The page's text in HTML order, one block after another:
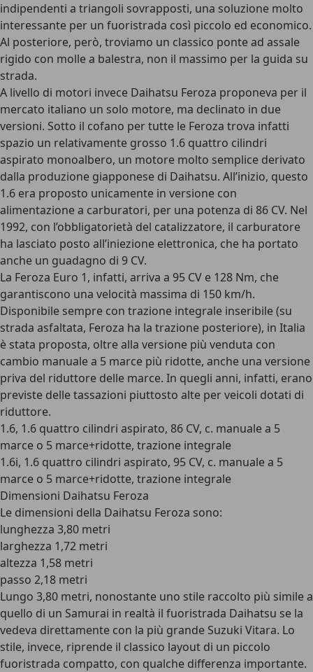
indipendenti a triangoli sovrapposti, una soluzione molto
interessante per un fuoristrada così piccolo ed economico.
Al posteriore, però, troviamo un classico ponte ad assale
rigido con molle a balestra, non il massimo per la guida su
strada.
A livello di motori invece Daihatsu Feroza proponeva per il
mercato italiano un solo motore, ma declinato in due
versioni. Sotto il cofano per tutte le Feroza trova infatti
spazio un relativamente grosso 1.6 quattro cilindri
aspirato monoalbero, un motore molto semplice derivato
dalla produzione giapponese di Daihatsu. All’inizio, questo
1.6 era proposto unicamente in versione con
alimentazione a carburatori, per una potenza di 86 CV. Nel
1992, con l’obbligatorietà del catalizzatore, il carburatore
ha lasciato posto all’iniezione elettronica, che ha portato
anche un guadagno di 9 CV.
La Feroza Euro 1, infatti, arriva a 95 CV e 128 Nm, che
garantiscono una velocità massima di 150 km/h.
Disponibile sempre con trazione integrale inseribile (su
strada asfaltata, Feroza ha la trazione posteriore), in Italia
è stata proposta, oltre alla versione più venduta con
cambio manuale a 5 marce più ridotte, anche una versione
priva del riduttore delle marce. In quegli anni, infatti, erano
previste delle tassazioni piuttosto alte per veicoli dotati di
riduttore.
1.6, 1.6 quattro cilindri aspirato, 86 CV, c. manuale a 5
marce o 5 marce+ridotte, trazione integrale
1.6i, 1.6 quattro cilindri aspirato, 95 CV, c. manuale a 5
marce o 5 marce+ridotte, trazione integrale
Dimensioni Daihatsu Feroza
Le dimensioni della Daihatsu Feroza sono:
lunghezza 3,80 metri
larghezza 1,72 metri
altezza 1,58 metri
passo 2,18 metri
Lungo 3,80 metri, nonostante uno stile raccolto più simile a
quello di un Samurai in realtà il fuoristrada Daihatsu se la
vedeva direttamente con la più grande Suzuki Vitara. Lo
stile, invece, riprende il classico layout di un piccolo
fuoristrada compatto, con qualche differenza importante.